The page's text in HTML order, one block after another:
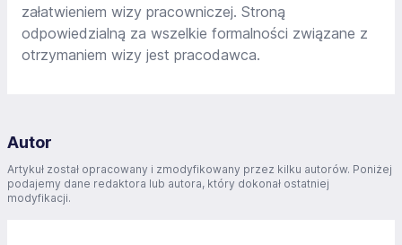
załatwieniem wizy pracowniczej. Stroną
odpowiedzialną za wszelkie formalności związane z
otrzymaniem wizy jest pracodawca.
Autor
Artykuł został opracowany i zmodyfikowany przez kilku autorów. Poniżej
podajemy dane redaktora lub autora, który dokonał ostatniej
modyfikacji.